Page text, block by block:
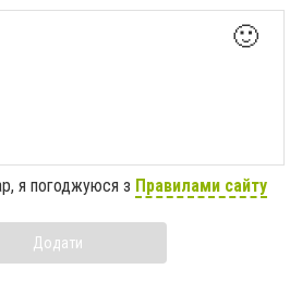
🙂
я погоджуюся з Правилами сайту
Додати